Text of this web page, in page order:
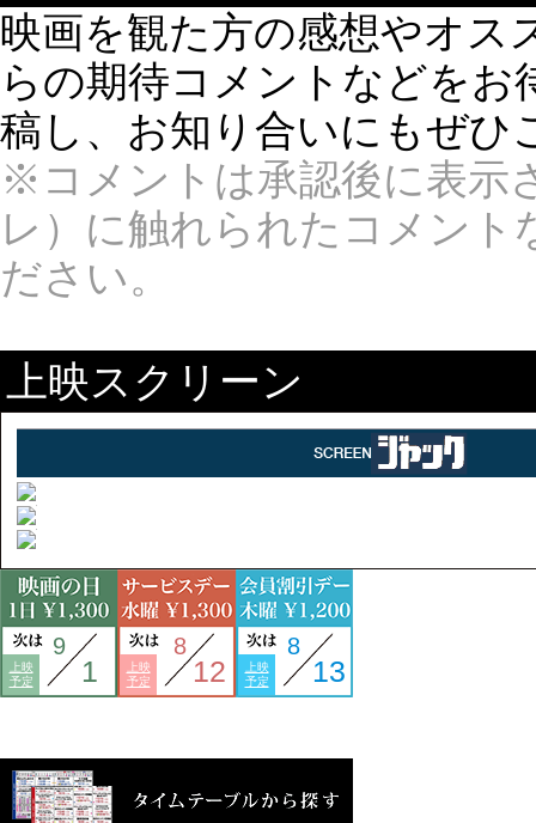
映画を観た方の感想やオス
らの期待コメントなどを
稿し、お知り合いにもぜひ
※コメントは承認後に表示
レ）に触れられたコメン
ださい。
上映スクリーン
上映
予定
9
1
上映
予定
8
12
上映
予定
8
13